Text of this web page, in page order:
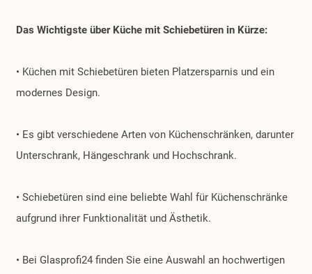
Das Wichtigste über Küche mit Schiebetüren in Kürze:
• Küchen mit Schiebetüren bieten Platzersparnis und ein
modernes Design.
• Es gibt verschiedene Arten von Küchenschränken, darunter
Unterschrank, Hängeschrank und Hochschrank.
• Schiebetüren sind eine beliebte Wahl für Küchenschränke
aufgrund ihrer Funktionalität und Ästhetik.
• Bei Glasprofi24 finden Sie eine Auswahl an hochwertigen